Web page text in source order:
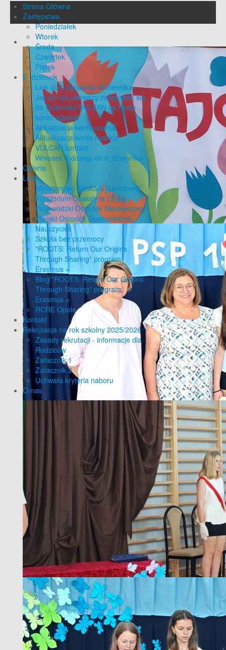
Strona Główna
Zastępstwa
Poniedziałek
Wtorek
Środa
Czwartek
Piątek
E_dziennik
Link do Logowania eDziennika
Jak po raz pierwszy zalogować się
do Dziennika VULCAN na nowe
konto szkolne
Aktualizacja konta ucznia
Aktualizacja konta rodzica
VULCAN kontakt
Wniosek o dostęp do e_dziennika
Galeria
Linki
Ministerstwo Edukacji Narodowej
Kuratorium Oświaty w Opolu
Wojewódzki Ośrodek Metodyczny
Miejski Ośrodek Doskonalenia
Nauczycieli
Szkoła bez przemocy
"ROOTS: Return Our Origins
Through Sharing” program
Erasmus +
Blog "ROOTS: Return Our Origins
Through Sharing” program
Erasmus +
RCRE Opole
Kontakt
Rekrutacja na rok szkolny 2025/2026
Zasady rekrutacji - informacje dla
Rodziców
Załacznik 1
Załacznik 2
Uchwała kryteria naboru
O nas